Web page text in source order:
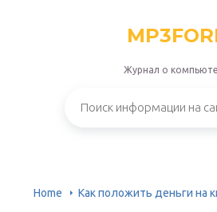
Журнал о
Home Как положить деньги на